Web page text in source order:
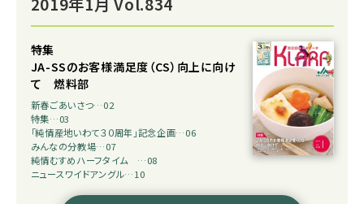
特集
JA-SSのお客様満足度（CS）向上に向け
て 燃料部
新春ごあいさつ…02
特集…03
「純情産地いわて３０周年」記念企画…06
みんなの分教場…07
純情むすめハーフタイム …08
ニュースワイドアングル…10